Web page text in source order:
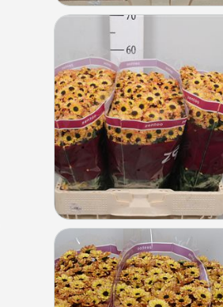
Chr S Yin Yang Golde
U moet ingelogd zijn
Chr S Yin Yang Golde
U moet ingelogd zijn